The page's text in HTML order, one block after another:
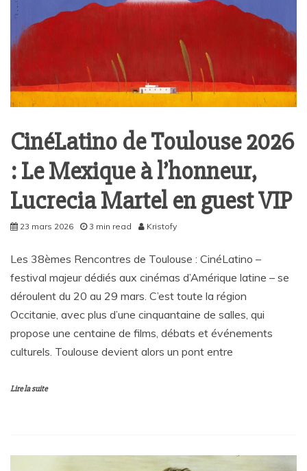
CinéLatino de Toulouse 2026
: Le Mexique à l’honneur,
Lucrecia Martel en guest VIP
23 mars 2026 3 min read Kristofy
Les 38èmes Rencontres de Toulouse : CinéLatino –
festival majeur dédiés aux cinémas d’Amérique latine – se
déroulent du 20 au 29 mars. C’est toute la région
Occitanie, avec plus d’une cinquantaine de salles, qui
propose une centaine de films, débats et événements
culturels. Toulouse devient alors un pont entre
Lire la suite